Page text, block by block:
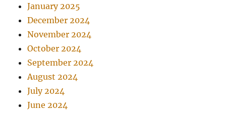
January 2025
December 2024
November 2024
October 2024
September 2024
August 2024
July 2024
June 2024